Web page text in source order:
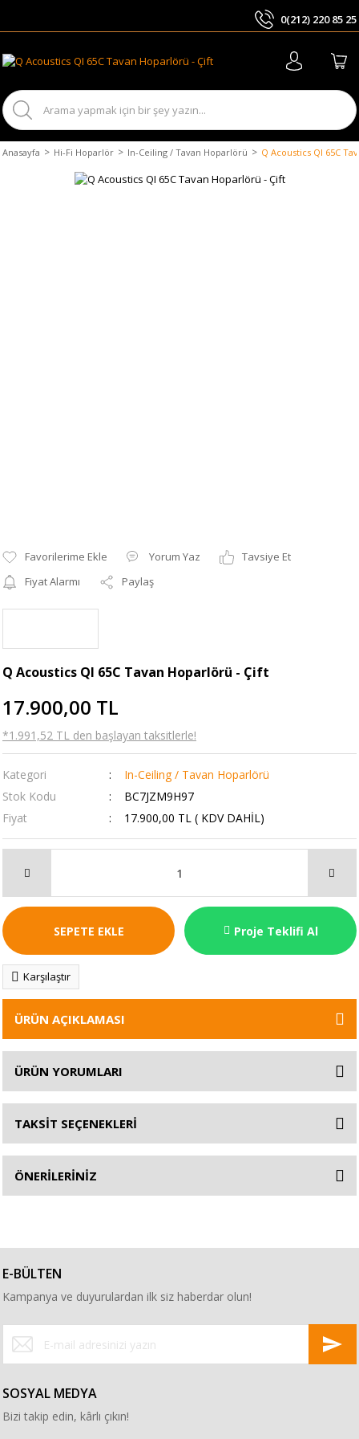
0(212) 220 85 25
Anasayfa Hi-Fi Hoparlör In-Ceiling / Tavan Hoparlörü Q Acoustics QI 65C
Yorum Yaz
Tavsiye Et
Fiyat Alarmı
Paylaş
Q Acoustics QI 65C Tavan Hoparlörü - Çift
17.900,00 TL
*1.991,52 TL den başlayan taksitlerle!
Kategori
In-Ceiling / Tavan Hoparlörü
Stok Kodu
BC7JZM9H97
Fiyat
17.900,00 TL ( KDV DAHİL)
SEPETE EKLE Proje Teklifi Al
Karşılaştır
ÜRÜN AÇIKLAMASI
ÜRÜN YORUMLARI
TAKSİT SEÇENEKLERİ
ÖNERİLERİNİZ
E-BÜLTEN
Kampanya ve duyurulardan ilk siz haberdar olun!
SOSYAL MEDYA
Bizi takip edin, kârlı çıkın!